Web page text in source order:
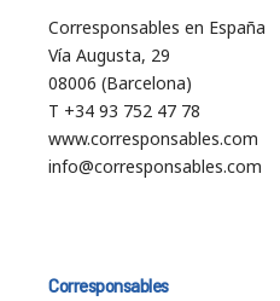
Corresponsables en España
Vía Augusta, 29
08006 (Barcelona)
T +34 93 752 47 78
www.corresponsables.com
info@corresponsables.com
Corresponsables